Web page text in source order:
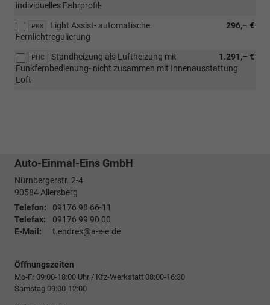
individuelles Fahrprofil-
PK8 296,– €
Light Assist- automatische
Fernlichtregulierung
PHC 1.291,– €
Standheizung als Luftheizung mit
Funkfernbedienung- nicht zusammen mit Innenausstattung
Loft-
Auto-Einmal-Eins GmbH
Nürnbergerstr. 2-4
90584Allersberg
Telefon:
09176 98 66-11
Telefax:
09176 99 90 00
E-Mail:
t.endres@a-e-e.de
Öffnungszeiten
Mo-Fr 09:00-18:00 Uhr / Kfz-Werkstatt 08:00-16:30
Samstag 09:00-12:00